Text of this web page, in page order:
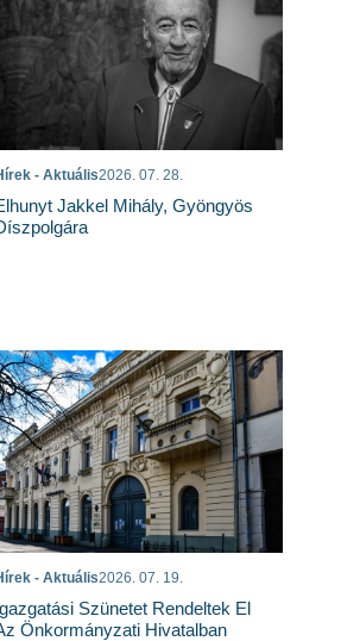
- Aktuális2026. 07. 28.
Jakkel Mihály, Gyöngyös
- Aktuális2026. 07. 19.
Szünetet Rendeltek El
Önkormányzati Hivatalban